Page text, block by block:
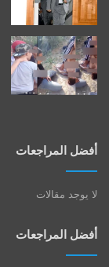
أفضل المراجعات
لا يوجد مقالات
أفضل المراجعات